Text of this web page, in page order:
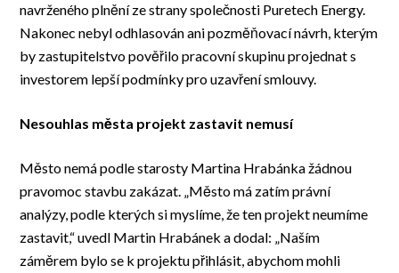
navrženého plnění ze strany společnosti Puretech Energy.
Nakonec nebyl odhlasován ani pozměňovací návrh, kterým
by zastupitelstvo pověřilo pracovní skupinu projednat s
investorem lepší podmínky pro uzavření smlouvy.
Nesouhlas města projekt zastavit nemusí
Město nemá podle starosty Martina Hrabánka žádnou
pravomoc stavbu zakázat. „Město má zatím právní
analýzy, podle kterých si myslíme, že ten projekt neumíme
zastavit,“ uvedl Martin Hrabánek a dodal: „Naším
záměrem bylo se k projektu přihlásit, abychom mohli